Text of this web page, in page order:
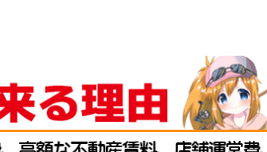
】（有効期限 2023/08/31）